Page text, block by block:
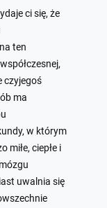
ci się, że
ten
czyjegoś
ma
w którym
miłe, ciepłe i
uwalnia się